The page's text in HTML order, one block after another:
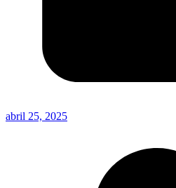
abril 25, 2025